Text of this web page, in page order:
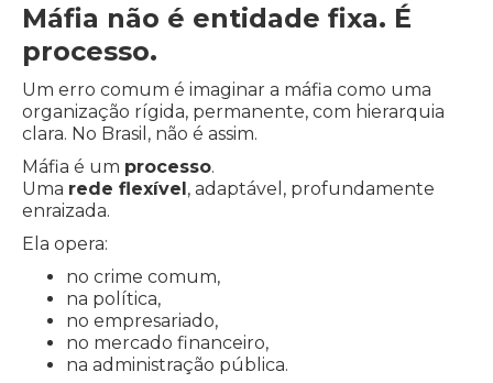
Máfia não é entidade fixa. É
processo.
Um erro comum é imaginar a máfia como uma
organização rígida, permanente, com hierarquia
clara. No Brasil, não é assim.
Máfia é um processo.
Uma rede flexível , adaptável, profundamente
enraizada.
Ela opera:
no crime comum,
na política,
no empresariado,
no mercado financeiro,
na administração pública.